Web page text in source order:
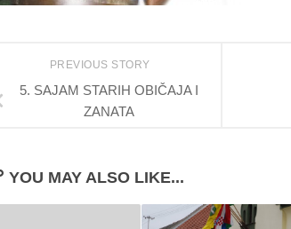
PREVIOUS STORY
5. SAJAM STARIH OBIČAJA I
ZANATA
YOU MAY ALSO LIKE...